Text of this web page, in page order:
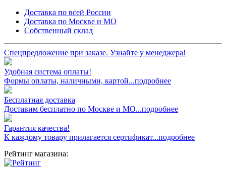
Доставка по всей России
Доставка по Москве и МО
Собственный склад
Спецпредложение при заказе. Узнайте у менеджера!
Удобная система оплаты!
Формы оплаты, наличными, картой...подробнее
Бесплатная доставка
Доставим бесплатно по Москве и МО...подробнее
Гарантия качества!
К каждому товару прилагается сертификат...подробнее
Рейтинг магазина: